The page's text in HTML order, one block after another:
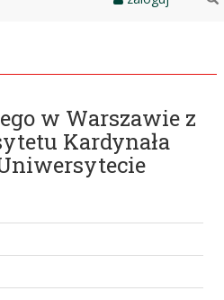
w Warszawie z
Kardynała